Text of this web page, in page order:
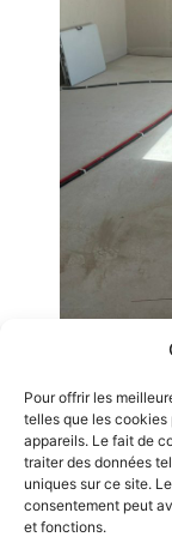
Pour offrir les
telles que les
appareils. Le fait de
traiter des données
uniques sur ce site.
consentement peut
et fonctions.